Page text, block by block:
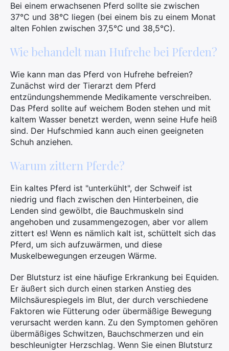
Bei einem erwachsenen Pferd sollte sie zwischen
37°C und 38°C liegen (bei einem bis zu einem Monat
alten Fohlen zwischen 37,5°C und 38,5°C).
Wie behandelt man Hufrehe bei Pferden?
Wie kann man das Pferd von Hufrehe befreien?
Zunächst wird der Tierarzt dem Pferd
entzündungshemmende Medikamente verschreiben.
Das Pferd sollte auf weichem Boden stehen und mit
kaltem Wasser benetzt werden, wenn seine Hufe heiß
sind. Der Hufschmied kann auch einen geeigneten
Schuh anziehen.
Warum zittern Pferde?
Ein kaltes Pferd ist "unterkühlt", der Schweif ist
niedrig und flach zwischen den Hinterbeinen, die
Lenden sind gewölbt, die Bauchmuskeln sind
angehoben und zusammengezogen, aber vor allem
zittert es! Wenn es nämlich kalt ist, schüttelt sich das
Pferd, um sich aufzuwärmen, und diese
Muskelbewegungen erzeugen Wärme.
Der Blutsturz ist eine häufige Erkrankung bei Equiden.
Er äußert sich durch einen starken Anstieg des
Milchsäurespiegels im Blut, der durch verschiedene
Faktoren wie Fütterung oder übermäßige Bewegung
verursacht werden kann. Zu den Symptomen gehören
übermäßiges Schwitzen, Bauchschmerzen und ein
beschleunigter Herzschlag. Wenn Sie einen Blutsturz